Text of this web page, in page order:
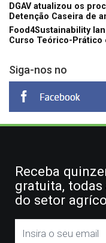
DGAV atualizou os
Detenção Caseira de
Food4Sustainability
Curso Teórico-Prático
Siga-nos no
Receba
gratuita,
do setor